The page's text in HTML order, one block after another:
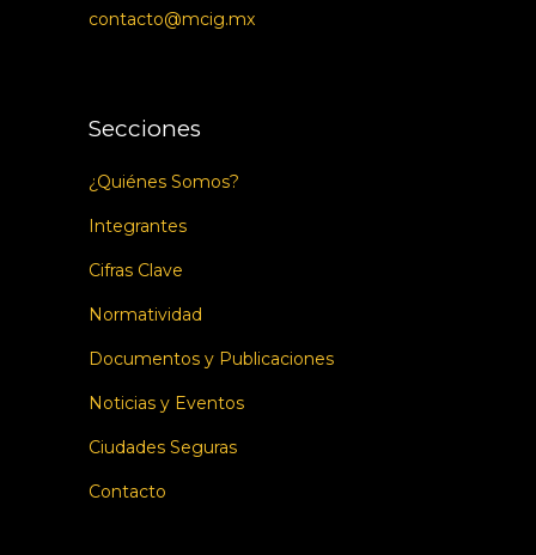
contacto@mcig.mx
Secciones
¿Quiénes Somos?
Integrantes
Cifras Clave
Normatividad
Documentos y Publicaciones
Noticias y Eventos
Ciudades Seguras
Contacto